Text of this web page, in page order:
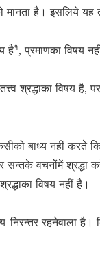
है। इसलिये यह
है१, प्रमाणका विषय
श्रद्धाका विषय है,
बाध्य नहीं करते
वचनोंमें श्रद्धा
विषय नहीं है।
निरन्तर रहनेवाला